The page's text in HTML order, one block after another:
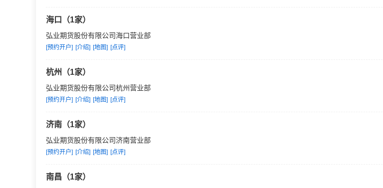
海口（1家）
弘业期货股份有限公司海口营业部
[预约开户] [介绍] [地图] [点评]
杭州（1家）
弘业期货股份有限公司杭州营业部
[预约开户] [介绍] [地图] [点评]
济南（1家）
弘业期货股份有限公司济南营业部
[预约开户] [介绍] [地图] [点评]
南昌（1家）